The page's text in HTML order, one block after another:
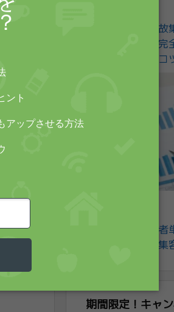
整骨院の交通事
ティング広告）
大化する運用のコ
自賠責保険の患
骨院が交通事故
期間限定！キャ